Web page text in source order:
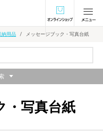
オンラインショ
納用品 メッセージブック・写真台紙
・写真台紙